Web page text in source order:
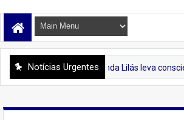
Notícias Urgentes
PREFIPIRÁ Tenda Lilás leva conscientização